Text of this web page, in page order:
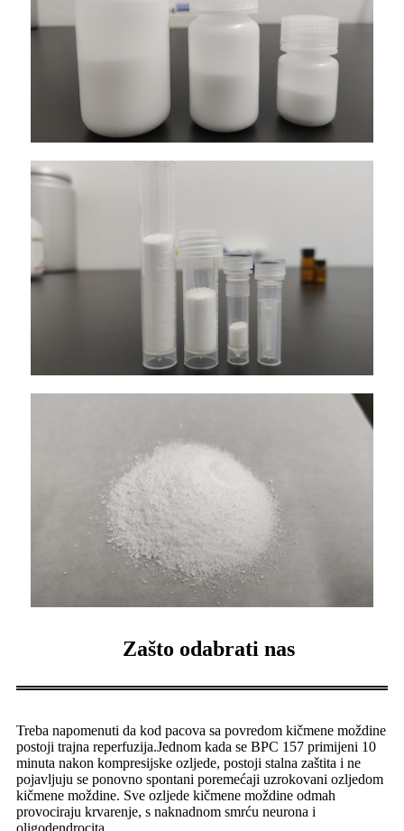
Zašto odabrati nas
Treba napomenuti da kod pacova sa povredom kičmene moždine
postoji trajna reperfuzija.Jednom kada se BPC 157 primijeni 10
minuta nakon kompresijske ozljede, postoji stalna zaštita i ne
pojavljuju se ponovno spontani poremećaji uzrokovani ozljedom
kičmene moždine. Sve ozljede kičmene moždine odmah
provociraju krvarenje, s naknadnom smrću neurona i
oligodendrocita.